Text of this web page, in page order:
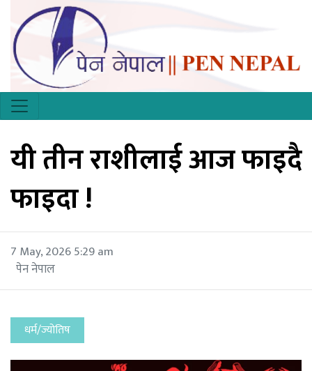
यी तीन राशीलाई आज फाइदै
फाइदा !
7 May, 2026 5:29 am
पेन नेपाल
धर्म/ज्योतिष